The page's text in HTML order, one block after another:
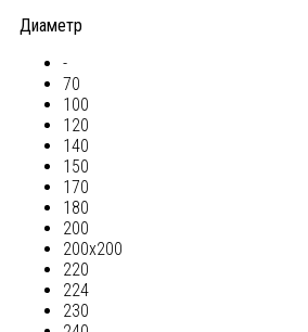
Диаметр
-
70
100
120
140
150
170
180
200
200х200
220
224
230